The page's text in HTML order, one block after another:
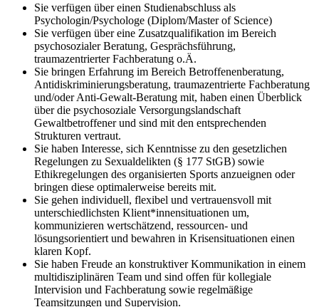
Sie verfügen über einen Studienabschluss als
Psychologin/Psychologe (Diplom/Master of Science)
Sie verfügen über eine Zusatzqualifikation im Bereich
psychosozialer Beratung, Gesprächsführung,
traumazentrierter Fachberatung o.Ä.
Sie bringen Erfahrung im Bereich Betroffenenberatung,
Antidiskriminierungsberatung, traumazentrierte Fachberatung
und/oder Anti-Gewalt-Beratung mit, haben einen Überblick
über die psychosoziale Versorgungslandschaft
Gewaltbetroffener und sind mit den entsprechenden
Strukturen vertraut.
Sie haben Interesse, sich Kenntnisse zu den gesetzlichen
Regelungen zu Sexualdelikten (§ 177 StGB) sowie
Ethikregelungen des organisierten Sports anzueignen oder
bringen diese optimalerweise bereits mit.
Sie gehen individuell, flexibel und vertrauensvoll mit
unterschiedlichsten Klient*innensituationen um,
kommunizieren wertschätzend, ressourcen- und
lösungsorientiert und bewahren in Krisensituationen einen
klaren Kopf.
Sie haben Freude an konstruktiver Kommunikation in einem
multidisziplinären Team und sind offen für kollegiale
Intervision und Fachberatung sowie regelmäßige
Teamsitzungen und Supervision.